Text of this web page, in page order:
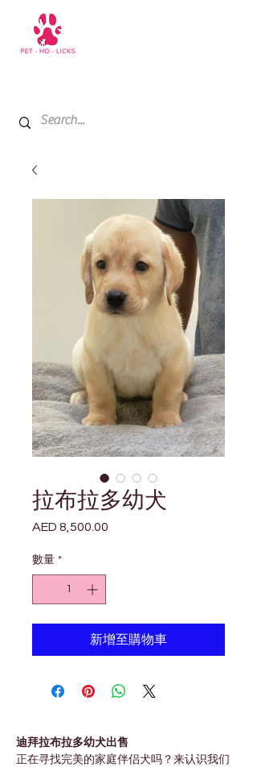
拉布拉多幼犬
AED 8,500.00
數量 *
新增至購物車
迪拜拉布拉多幼犬出售
正在寻找完美的家庭伴侣犬吗？来认识我们